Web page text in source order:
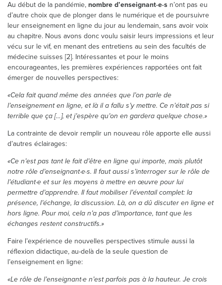
Au début de la pandémie, nombre d’enseignant·e·s n’ont pas eu
d’autre choix que de plonger dans le numérique et de poursuivre
leur enseignement en ligne du jour au lendemain, sans avoir voix
au chapitre. Nous avons donc voulu saisir leurs impressions et leur
vécu sur le vif, en menant des entretiens au sein des facultés de
médecine suisses [2]. Intéressantes et pour le moins
encourageantes, les premières expériences rapportées ont fait
émerger de nouvelles perspectives:
«Cela fait quand même des années que l’on parle de
l’enseignement en ligne, et là il a fallu s’y mettre. Ce n’était pas si
terrible que ça […], et j’espère qu’on en gardera quelque chose.»
La contrainte de devoir remplir un nouveau rôle apporte elle aussi
d’autres éclairages:
«Ce n’est pas tant le fait d’être en ligne qui importe, mais plutôt
notre rôle d’enseignant·e·s. Il faut aussi s’interroger sur le rôle de
l’étudiant·e et sur les moyens à mettre en œuvre pour lui
permettre d’apprendre. Il faut mobiliser l’éventail complet: la
présence, l’échange, la discussion. Là, on a dû discuter en ligne et
hors ligne. Pour moi, cela n’a pas d’importance, tant que les
échanges restent constructifs.»
Faire l’expérience de nouvelles perspectives stimule aussi la
réflexion didactique, au-delà de la seule question de
l’enseignement en ligne:
«Le rôle de l’enseignant·e n’est parfois pas à la hauteur. Je crois